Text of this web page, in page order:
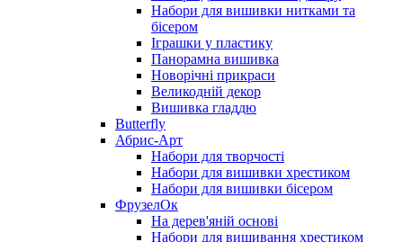
Набори для вишивки нитками та
бісером
Іграшки у пластику
Панорамна вишивка
Новорічні прикраси
Великодній декор
Вишивка гладдю
Butterfly
Абрис-Арт
Набори для творчості
Набори для вишивки хрестиком
Набори для вишивки бісером
ФрузелОк
На дерев'яній основі
Набори для вишивання хрестиком